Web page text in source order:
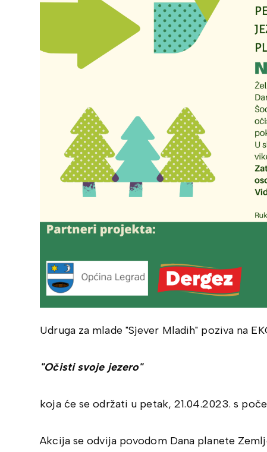
Udruga za mlade "Sjever Mladih" poziva na
"Očisti svoje jezero"
koja će se održati u petak, 21.04.2023. s
Akcija se odvija povodom Dana planete